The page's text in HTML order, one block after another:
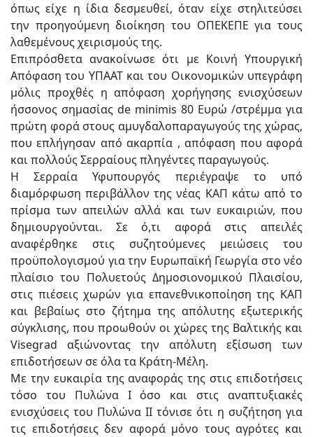
όπως είχε η ίδια δεσμευθεί, όταν είχε στηλιτεύσει
την προηγούμενη διοίκηση του ΟΠΕΚΕΠΕ για τους
λαθεμένους χειρισμούς της.
Επιπρόσθετα ανακοίνωσε ότι με Κοινή Υπουργική
Απόφαση του ΥΠΑΑΤ και του Οικονομικών υπεγράφη
μόλις προχθές η απόφαση χορήγησης ενισχύσεων
ήσσονος σημασίας de minimis 80 Ευρώ /στρέμμα για
πρώτη φορά στους αμυγδαλοπαραγωγούς της χώρας,
που επλήγησαν από ακαρπία , απόφαση που αφορά
και πολλούς Σερραίους πληγέντες παραγωγούς.
Η Σερραία Υφυπουργός περιέγραψε το υπό
διαμόρφωση περιβάλλον της νέας ΚΑΠ κάτω από το
πρίσμα των απειλών αλλά και των ευκαιριών, που
δημιουργούνται. Σε ό,τι αφορά στις απειλές
αναφέρθηκε στις συζητούμενες μειώσεις του
προϋπολογισμού για την Ευρωπαϊκή Γεωργία στο νέο
πλαίσιο του Πολυετούς Δημοσιονομικού Πλαισίου,
στις πιέσεις χωρών για επανεθνικοποίηση της ΚΑΠ
και βεβαίως στο ζήτημα της απόλυτης εξωτερικής
σύγκλισης, που προωθούν οι χώρες της Βαλτικής και
Visegrad αξιώνοντας την απόλυτη εξίσωση των
επιδοτήσεων σε όλα τα Κράτη-Μέλη.
Με την ευκαιρία της αναφοράς της στις επιδοτήσεις
τόσο του Πυλώνα Ι όσο και στις αναπτυξιακές
ενισχύσεις του Πυλώνα ΙI τόνισε ότι η συζήτηση για
τις επιδοτήσεις δεν αφορά μόνο τους αγρότες και